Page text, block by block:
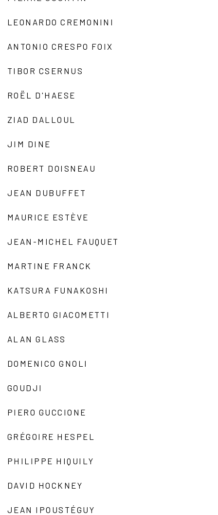
LEONARDO CREMONINI
ANTONIO CRESPO FOIX
TIBOR CSERNUS
ROËL D'HAESE
ZIAD DALLOUL
JIM DINE
ROBERT DOISNEAU
JEAN DUBUFFET
MAURICE ESTÈVE
JEAN-MICHEL FAUQUET
MARTINE FRANCK
KATSURA FUNAKOSHI
ALBERTO GIACOMETTI
ALAN GLASS
DOMENICO GNOLI
GOUDJI
PIERO GUCCIONE
GRÉGOIRE HESPEL
PHILIPPE HIQUILY
DAVID HOCKNEY
JEAN IPOUSTÉGUY